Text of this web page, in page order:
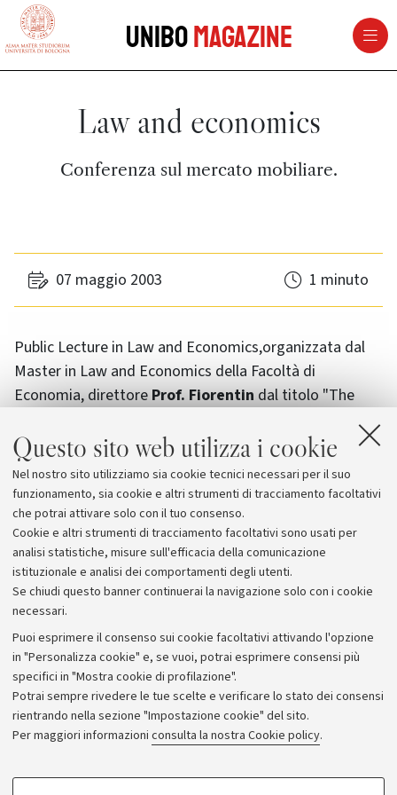
Questo sito web utilizza i cookie
Nel nostro sito utilizziamo sia cookie tecnici necessari per il suo
funzionamento, sia cookie e altri strumenti di tracciamento facoltativi
che potrai attivare solo con il tuo consenso.
Cookie e altri strumenti di tracciamento facoltativi sono usati per
analisi statistiche, misure sull'efficacia della comunicazione
istituzionale e analisi dei comportamenti degli utenti.
Se chiudi questo banner continuerai la navigazione solo con i cookie
necessari.
Puoi esprimere il consenso sui cookie facoltativi attivando l'opzione
in "Personalizza cookie" e, se vuoi, potrai esprimere consensi più
specifici in "Mostra cookie di profilazione".
Potrai sempre rivedere le tue scelte e verificare lo stato dei consensi
rientrando nella sezione "Impostazione cookie" del sito.
Per maggiori informazioni consulta la nostra Cookie policy.
COOKIE DI PROFILAZIONE - FACOLTATIVI
vai al contenuto della pagina
UniboMagazine
Law and economics
Conferenza sul mercato mobiliare.
07 maggio 2003 1 minuto
Public Lecture in Law and Economics,organizzata dal
Master in Law and Economics della Facoltà di
Economia, direttoreProf. Fiorentindal titolo "The
coordinatore settore societario e mercato mobiliare.
Assonime.
Venerdì 9 maggio, ore 16, Villa Guastavillani.Via degli Scalini 34 - Bologna
Archivio
Comunicati stampa
Redazione
Rassegna stampa